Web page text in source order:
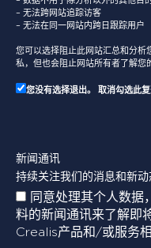
– 无法跨网站追踪访客
– 无法在同一网站内跨日跟踪用户
您可以选择阻止此网站汇总和分析
私，但也会阻止网站所有者了解您
您没有选择退出。 取消勾选此
新闻通讯
持续关注我们的消息和新动
同意处理其个人数据
料的新闻通讯来了解即
Crealis产品和/或服务